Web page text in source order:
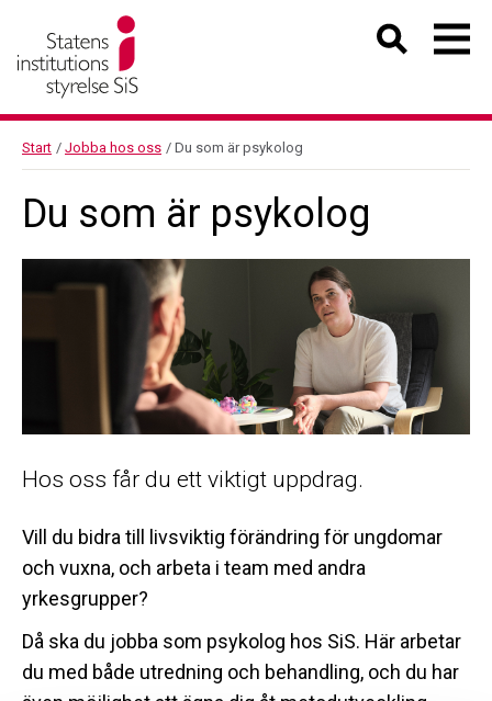
Start / Jobba hos oss / Du som är psykolog
Du som är psykolog
Hos oss får du ett viktigt uppdrag.
Vill du bidra till livsviktig förändring för ungdomar
och vuxna, och arbeta i team med andra
yrkesgrupper?
Då ska du jobba som psykolog hos SiS. Här arbetar
du med både utredning och behandling, och du har